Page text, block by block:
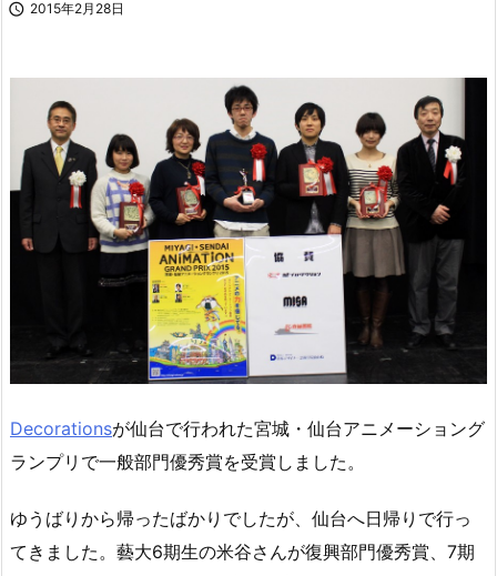
 2015年2月28日
Decorationsが仙台で行われた宮城・仙台アニメーショング
ランプリで一般部門優秀賞を受賞しました。
ゆうばりから帰ったばかりでしたが、仙台へ日帰りで行っ
てきました。藝大6期生の米谷さんが復興部門優秀賞、7期